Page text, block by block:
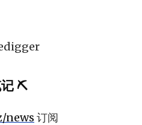
记 ⛏️
news 订阅